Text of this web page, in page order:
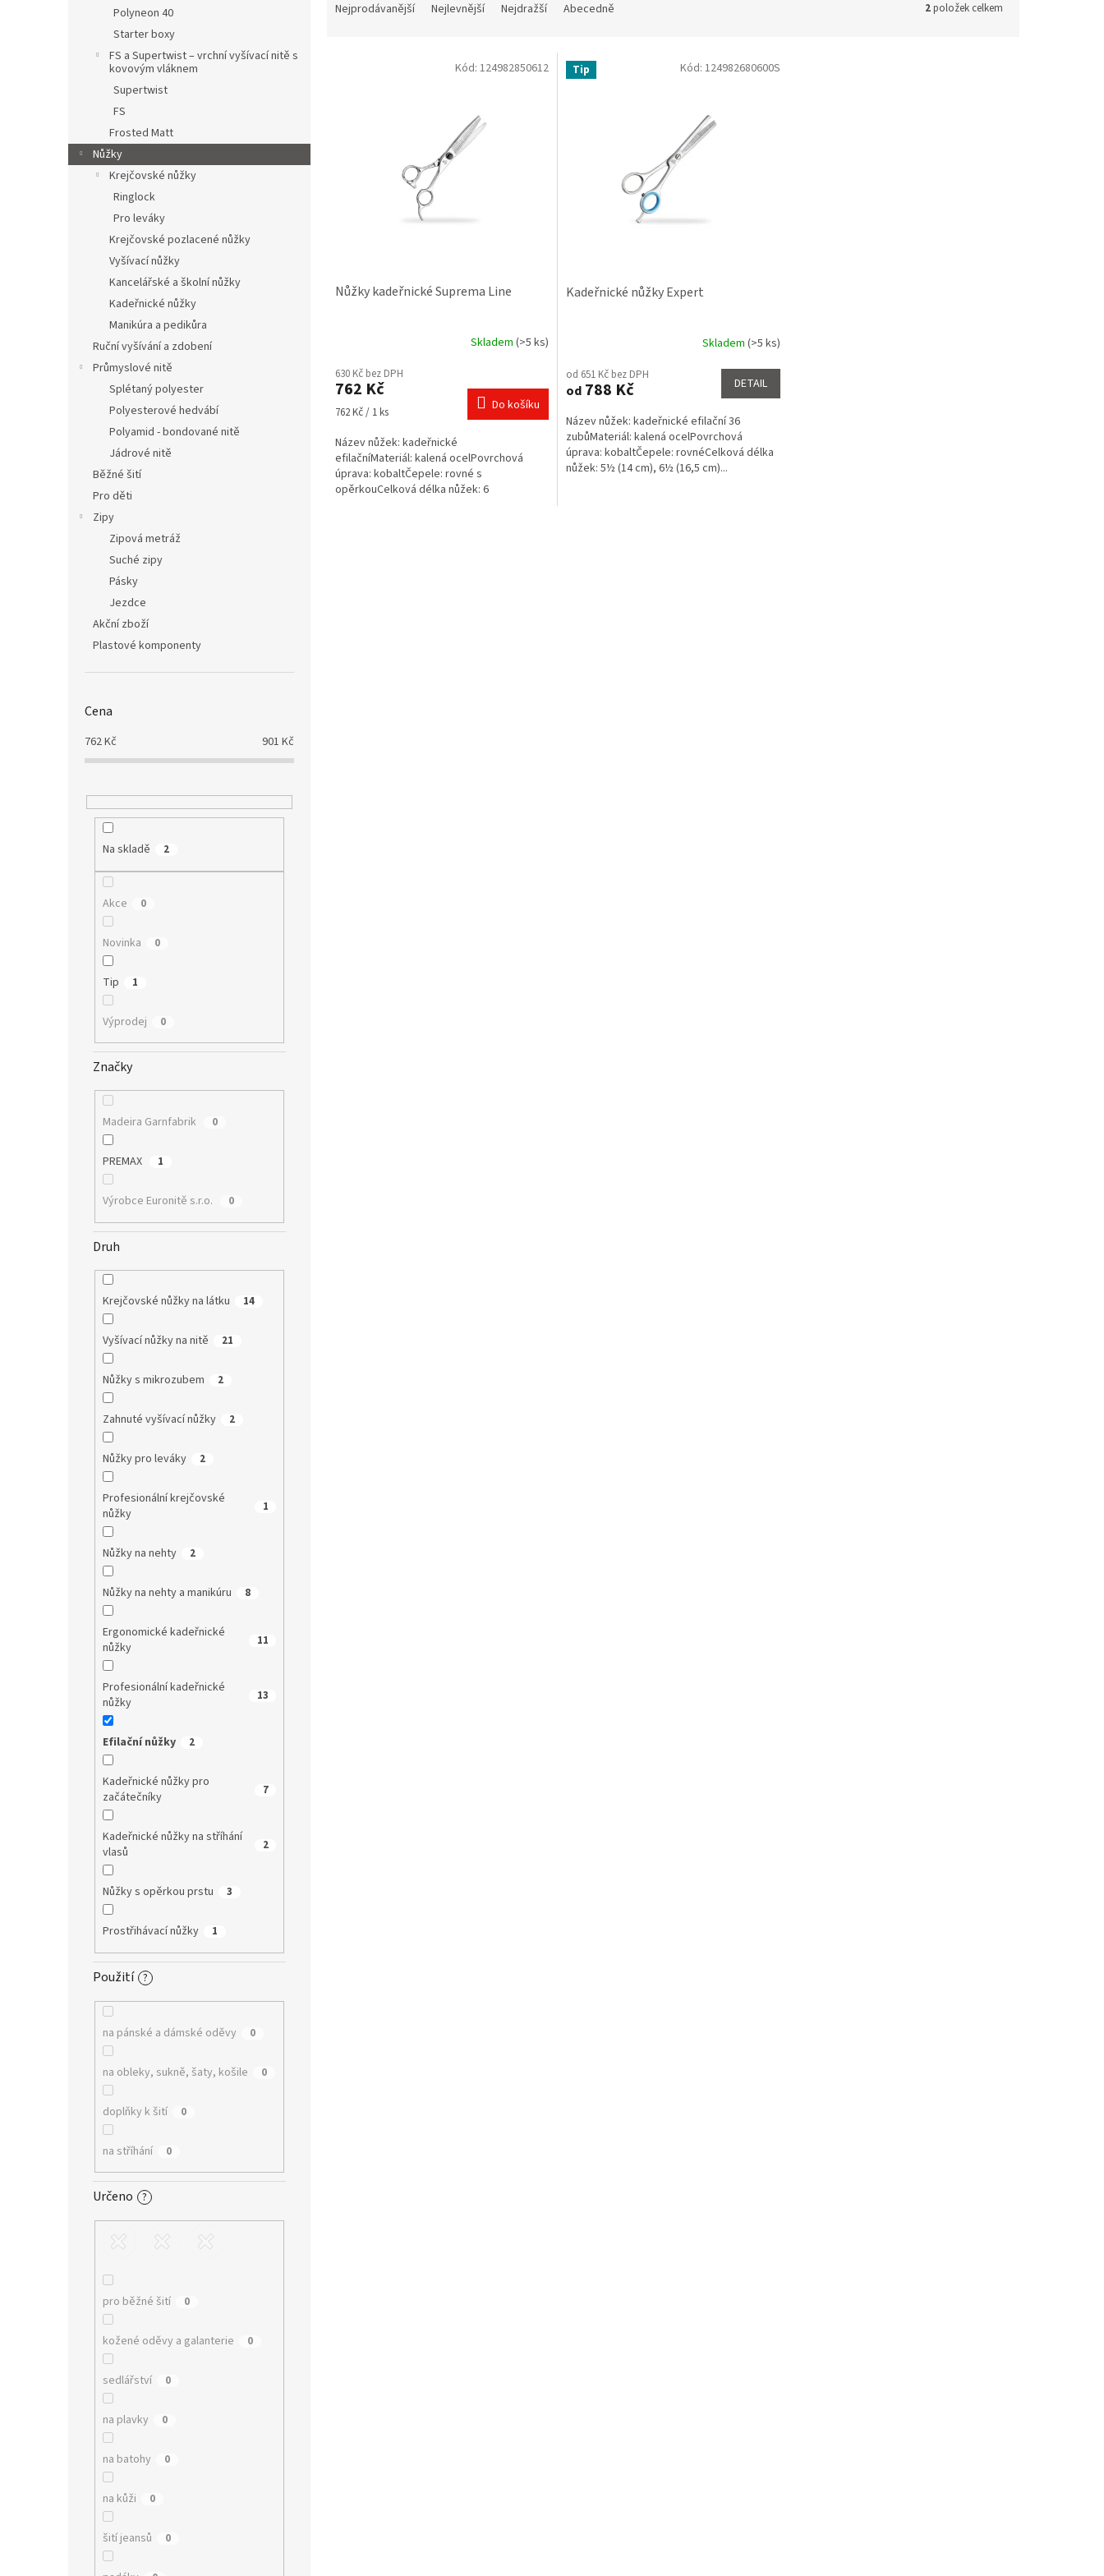
Polyneon 40
Starter boxy
FS a Supertwist – vrchní vyšívací nitě s
kovovým vláknem
Supertwist
FS
Frosted Matt
Nůžky
Krejčovské nůžky
Ringlock
Pro leváky
Krejčovské pozlacené nůžky
Vyšívací nůžky
Kancelářské a školní nůžky
Kadeřnické nůžky
Manikúra a pedikůra
Ruční vyšívání a zdobení
Průmyslové nitě
Splétaný polyester
Polyesterové hedvábí
Polyamid - bondované nitě
Jádrové nitě
Běžné šití
Pro děti
Zipy
Zipová metráž
Suché zipy
Pásky
Jezdce
Akční zboží
Plastové komponenty
Cena
762Kč 901 Kč
Na skladě 2
Akce 0
Novinka 0
Tip 1
Výprodej 0
Značky
Madeira Garnfabrik 0
PREMAX 1
Výrobce Euronitě s.r.o. 0
Druh
Krejčovské nůžky na látku 14
Vyšívací nůžky na nitě 21
Nůžky s mikrozubem 2
Zahnuté vyšívací nůžky 2
Nůžky pro leváky 2
Profesionální krejčovské
nůžky
1
Nůžky na nehty 2
Nůžky na nehty a manikúru 8
Ergonomické kadeřnické
nůžky
11
Profesionální kadeřnické
nůžky
13
Efilační nůžky 2
Kadeřnické nůžky pro
začátečníky
7
Kadeřnické nůžky na stříhání
vlasů
2
Nůžky s opěrkou prstu 3
Prostřihávací nůžky 1
Použití ?
na pánské a dámské oděvy 0
na obleky, sukně, šaty, košile 0
doplňky k šití 0
na stříhání 0
Určeno ?
pro běžné šití 0
kožené oděvy a galanterie 0
sedlářství 0
na plavky 0
na batohy 0
na kůži 0
šití jeansů 0
Nejprodávanější Nejlevnější Nejdražší Abecedně 2položek celkem
Nůžky kadeřnické Suprema Line
Skladem (>5 ks)
630 Kč bez DPH
762 Kč
Měrná
762 Kč / 1 ks Do košíku
Název nůžek: kadeřnické
efilačníMateriál: kalená ocelPovrchová
úprava: kobaltČepele: rovné s
opěrkouCelková délka nůžek: 6
Kód: 124982850612 Tip
Kadeřnické nůžky Expert
Skladem (>5 ks)
od 651 Kč bez DPH
od788 Kč DETAIL
Název nůžek: kadeřnické efilační 36
zubůMateriál: kalená ocelPovrchová
úprava: kobaltČepele: rovnéCelková délka
nůžek: 5½ (14 cm), 6½ (16,5 cm)...
Kód: 124982680600S